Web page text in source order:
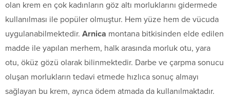
olan krem en çok kadınların göz altı morluklarını gidermede
kullanılması ile popüler olmuştur. Hem yüze hem de vücuda
uygulanabilmektedir. Arnica montana bitkisinden elde edilen
madde ile yapılan merhem, halk arasında morluk otu, yara
otu, öküz gözü olarak bilinmektedir. Darbe ve çarpma sonucu
oluşan morlukların tedavi etmede hızlıca sonuç almayı
sağlayan bu krem, ayrıca ödem atmada da kullanılmaktadır.